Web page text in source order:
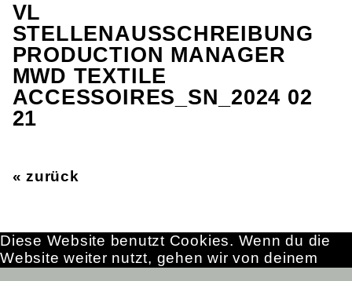
VL
STELLENAUSSCHREIBUNG
PRODUCTION MANAGER
MWD TEXTILE
ACCESSOIRES_SN_2024 02
21
« zurück
Diese Website benutzt Cookies. Wenn du die
Website weiter nutzt, gehen wir von deinem